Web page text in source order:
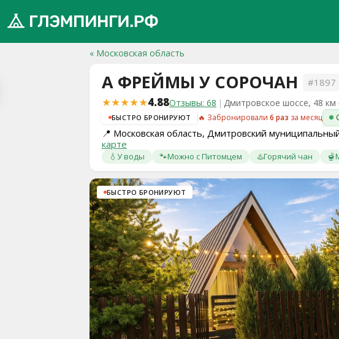
« Московская область
А ФРЕЙМЫ У СОРОЧАН #1897
★★★★★4.88Отзывы: 68 | Дмитровское шоссе, 48
БЫСТРО БРОНИРУЮТ 🔥 Забронировали6 раз за месяц
📍 Московская область, Дмитровский
карте
💧 У воды 🐾Можно с Питомцем ♨️Горячий чан 🫕
БЫСТРО БРОНИРУЮТ